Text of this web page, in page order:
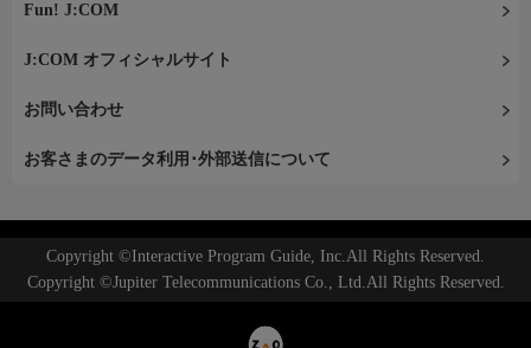
Fun! J:COM
J:COM オフィシャルサイト
お問い合わせ
お客さまのデータ利用･外部送信について
Copyright ©Interactive Program Guide, Inc.All Rights Reserved.
Copyright ©Jupiter Telecommunications Co., Ltd.All Rights Reserved.